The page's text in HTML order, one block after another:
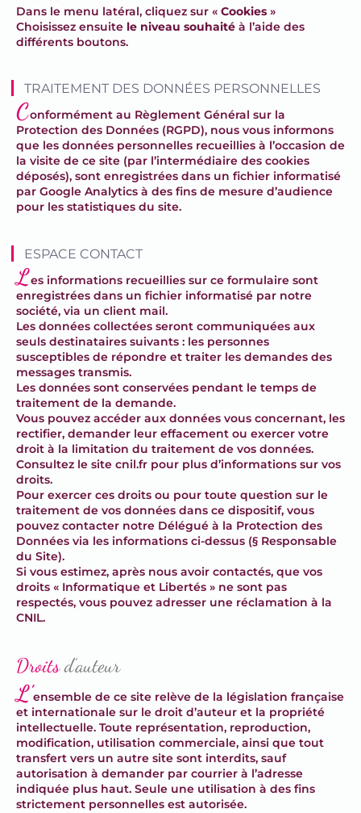
Dans le menu latéral, cliquez sur « Cookies »
Choisissez ensuite le niveau souhaité à l’aide des
différents boutons.
TRAITEMENT DES DONNÉES PERSONNELLES
Conformément au Règlement Général sur la
Protection des Données (RGPD), nous vous informons
que les données personnelles recueillies à l’occasion de
la visite de ce site (par l’intermédiaire des cookies
déposés), sont enregistrées dans un fichier informatisé
par Google Analytics à des fins de mesure d’audience
pour les statistiques du site.
ESPACE CONTACT
Les informations recueillies sur ce formulaire sont
enregistrées dans un fichier informatisé par notre
société, via un client mail.
Les données collectées seront communiquées aux
seuls destinataires suivants : les personnes
susceptibles de répondre et traiter les demandes des
messages transmis.
Les données sont conservées pendant le temps de
traitement de la demande.
Vous pouvez accéder aux données vous concernant, les
rectifier, demander leur effacement ou exercer votre
droit à la limitation du traitement de vos données.
Consultez le site cnil.fr pour plus d’informations sur vos
droits.
Pour exercer ces droits ou pour toute question sur le
traitement de vos données dans ce dispositif, vous
pouvez contacter notre Délégué à la Protection des
Données via les informations ci-dessus (§ Responsable
du Site).
Si vous estimez, après nous avoir contactés, que vos
droits « Informatique et Libertés » ne sont pas
respectés, vous pouvez adresser une réclamation à la
CNIL.
Droitsd’auteur
L’ ensemble de ce site relève de la législation française
et internationale sur le droit d’auteur et la propriété
intellectuelle. Toute représentation, reproduction,
modification, utilisation commerciale, ainsi que tout
transfert vers un autre site sont interdits, sauf
autorisation à demander par courrier à l’adresse
indiquée plus haut. Seule une utilisation à des fins
strictement personnelles est autorisée.